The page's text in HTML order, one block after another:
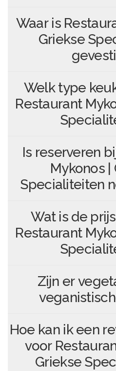
Waar is
Griekse
Welk type
Restaurant
Is reserveren
Mykonos |
Specialiteiten
Wat is de
Restaurant
Zijn er
Hoe kan ik een
voor
Griekse